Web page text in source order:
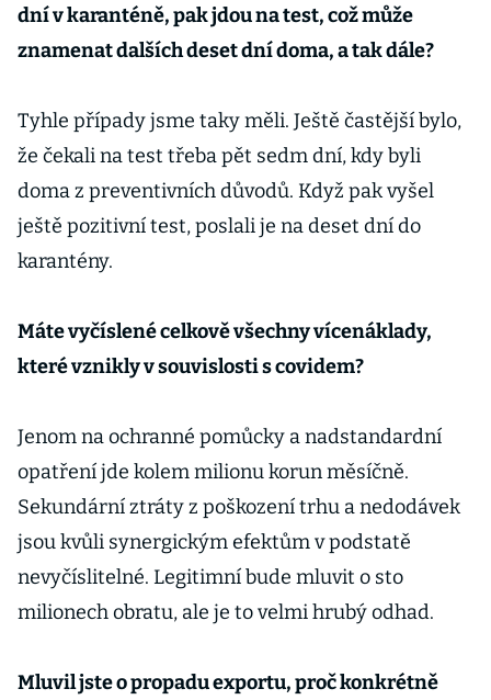
dní v karanténě, pak jdou na test, což může
znamenat dalších deset dní doma, a tak dále?
Tyhle případy jsme taky měli. Ještě častější bylo,
že čekali na test třeba pět sedm dní, kdy byli
doma z preventivních důvodů. Když pak vyšel
ještě pozitivní test, poslali je na deset dní do
karantény.
Máte vyčíslené celkově všechny vícenáklady,
které vznikly v souvislosti s covidem?
Jenom na ochranné pomůcky a nadstandardní
opatření jde kolem milionu korun měsíčně.
Sekundární ztráty z poškození trhu a nedodávek
jsou kvůli synergickým efektům v podstatě
nevyčíslitelné. Legitimní bude mluvit o sto
milionech obratu, ale je to velmi hrubý odhad.
Mluvil jste o propadu exportu, proč konkrétně